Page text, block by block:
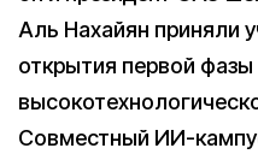
Аль Нахайян приняли
открытия первой фазы
Совместный ИИ-